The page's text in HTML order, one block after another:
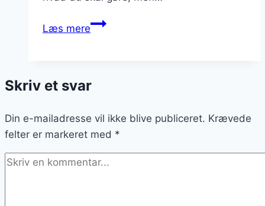
Læs mereGør
af
selv
Skriv et svar
Din e-mailadresse vil ikke blive publiceret. Krævede
felter er markeret med *